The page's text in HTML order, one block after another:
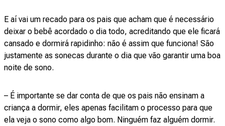
E aí vai um recado para os pais que acham que é necessário
deixar o bebê acordado o dia todo, acreditando que ele ficará
cansado e dormirá rapidinho: não é assim que funciona! São
justamente as sonecas durante o dia que vão garantir uma boa
noite de sono.
– É importante se dar conta de que os pais não ensinam a
criança a dormir, eles apenas facilitam o processo para que
ela veja o sono como algo bom. Ninguém faz alguém dormir.